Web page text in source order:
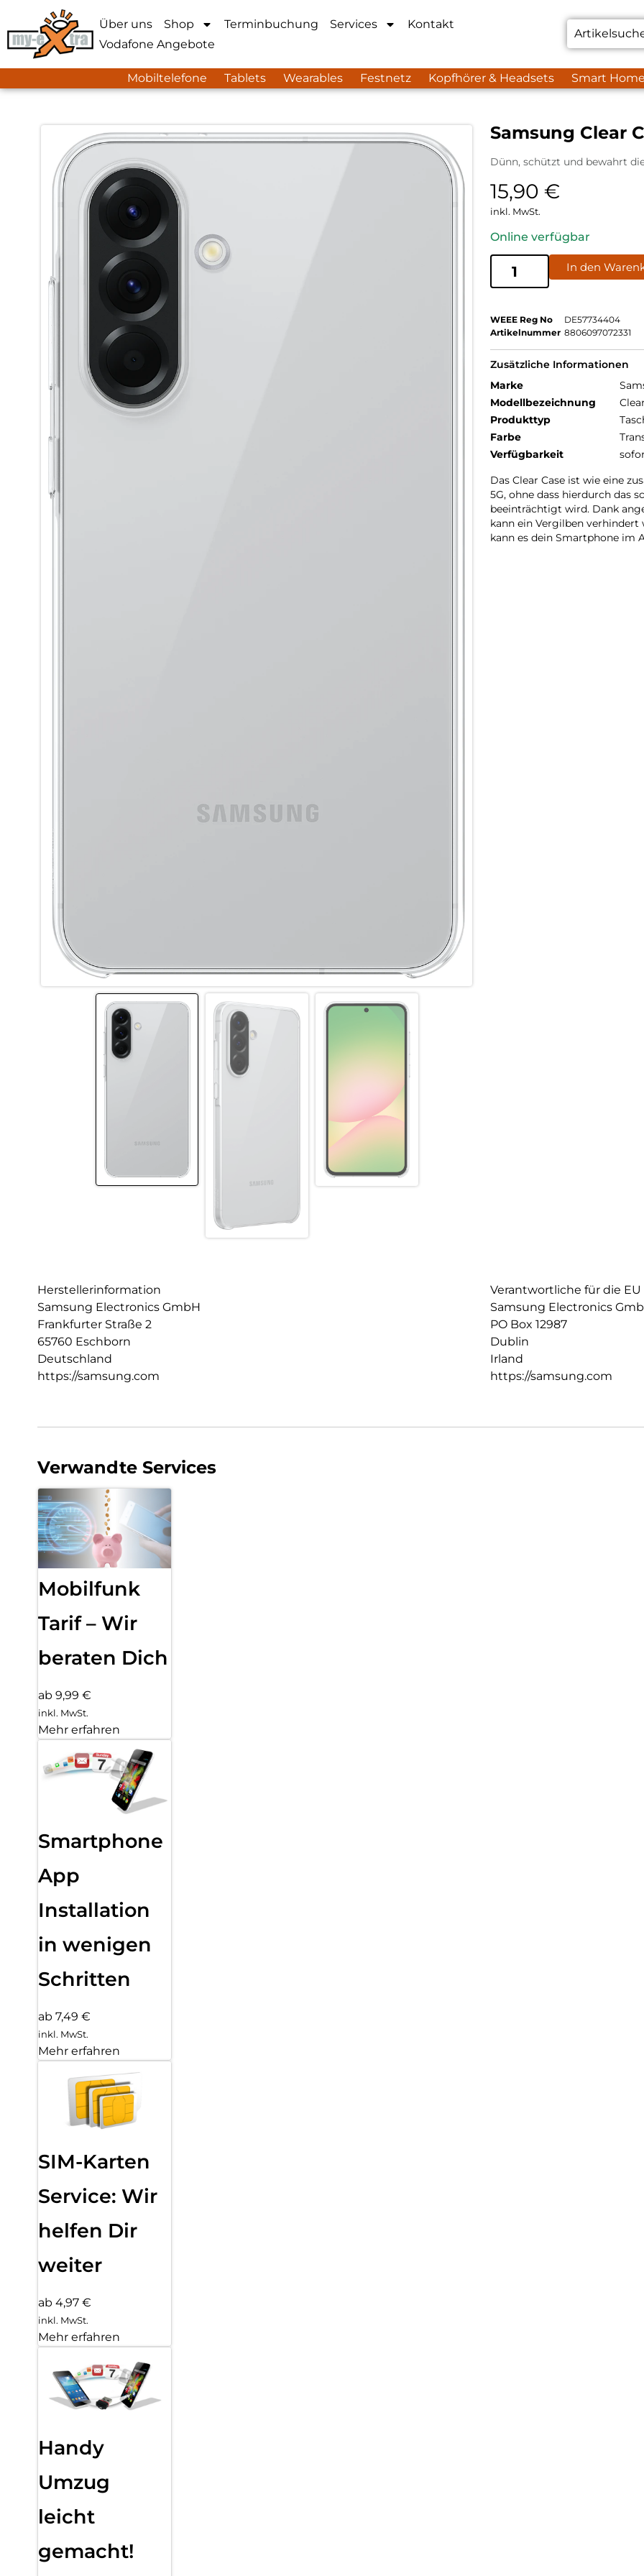
Über uns Shop Terminbuchung Services
Kontakt
Vodafone Angebote
Mobiltelefone Tablets Wearables Festnetz Kopfhörer & Headsets Smart
Samsung Clear
Dünn, schützt und bewahrt
15,90 €
inkl. MwSt.
Online verfügbar
In den
WEEE Reg No
DE57734404
Artikelnummer 8806097072331
Zusätzliche Informationen
Marke
Modellbezeichnung
Produkttyp
Farbe
Verfügbarkeit
Das Clear Case ist wie eine
5G, ohne dass hierdurch das
beeinträchtigt wird. Dank
kann ein Vergilben
kann es dein Smartphone im
Herstellerinformation
Samsung Electronics GmbH
Frankfurter Straße 2
65760 Eschborn
Deutschland
https://samsung.com
Verantwortliche für die EU
Samsung Electronics
PO Box 12987
Dublin
Irland
https://samsung.com
Verwandte Services
Mobilfunk
Tarif – Wir
beraten Dich
ab 9,99 €
inkl. MwSt.
Mehr erfahren
Smartphone
App
Installation
in wenigen
Schritten
ab 7,49 €
inkl. MwSt.
Mehr erfahren
SIM-Karten
Service: Wir
helfen Dir
weiter
ab 4,97 €
inkl. MwSt.
Mehr erfahren
Handy
Umzug
leicht
gemacht!